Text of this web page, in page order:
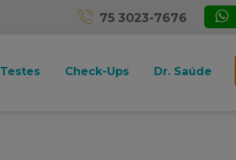
75 3023-7676
Testes Check-Ups Dr. Saúde